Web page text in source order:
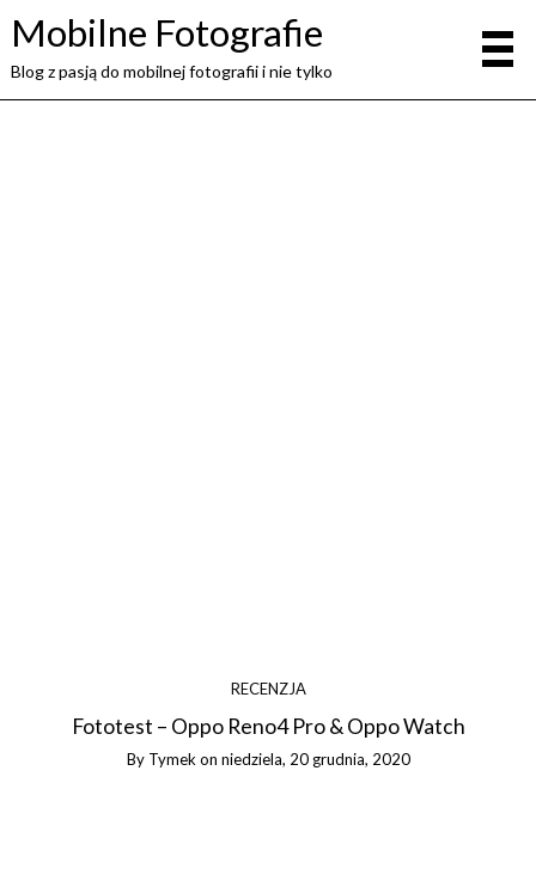
Mobilne Fotografie
Blog z pasją do mobilnej fotografii i nie tylko
RECENZJA
Fototest – Oppo Reno4 Pro & Oppo Watch
By Tymek on niedziela, 20 grudnia, 2020